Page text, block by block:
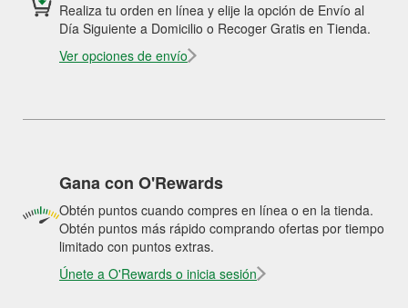
Realiza tu orden en línea y elije la opción de Envío al
Día Siguiente a Domicilio o Recoger Gratis en Tienda.
Ver opciones de envío
Gana con O'Rewards
Obtén puntos cuando compres en línea o en la tienda.
Obtén puntos más rápido comprando ofertas por tiempo
limitado con puntos extras.
Únete a O'Rewards o inicia sesión